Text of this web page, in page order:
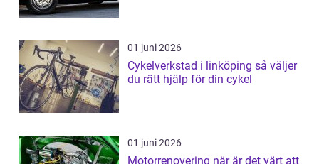
01 juni 2026
Cykelverkstad i linköping så väljer
du rätt hjälp för din cykel
01 juni 2026
Motorrenovering när är det värt att